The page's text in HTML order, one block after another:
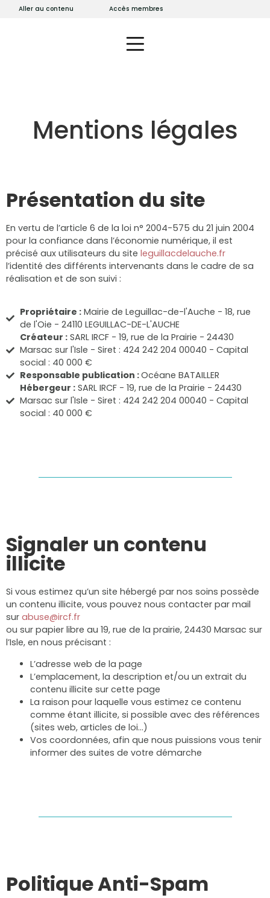
Aller au contenu Accès membres
Mentions légales
Présentation du site
En vertu de l’article 6 de la loi n° 2004-575 du 21 juin 2004
pour la confiance dans l’économie numérique, il est
précisé aux utilisateurs du site leguillacdelauche.fr
l’identité des différents intervenants dans le cadre de sa
réalisation et de son suivi :
Propriétaire :Mairie de Leguillac-de-l'Auche - 18, rue
de l'Oie - 24110 LEGUILLAC-DE-L'AUCHE
Créateur :SARL IRCF - 19, rue de la Prairie - 24430
Marsac sur l'Isle - Siret : 424 242 204 00040 - Capital
social : 40 000 €
Responsable publication :Océane BATAILLER
Hébergeur :SARL IRCF - 19, rue de la Prairie - 24430
Marsac sur l'Isle - Siret : 424 242 204 00040 - Capital
social : 40 000 €
Signaler un contenu
illicite
Si vous estimez qu’un site hébergé par nos soins possède
un contenu illicite, vous pouvez nous contacter par mail
sur abuse@ircf.fr
ou sur papier libre au 19, rue de la prairie, 24430 Marsac sur
l’Isle, en nous précisant :
L’adresse web de la page
L’emplacement, la description et/ou un extrait du
contenu illicite sur cette page
La raison pour laquelle vous estimez ce contenu
comme étant illicite, si possible avec des références
(sites web, articles de loi…)
Vos coordonnées, afin que nous puissions vous tenir
informer des suites de votre démarche
Politique Anti-Spam